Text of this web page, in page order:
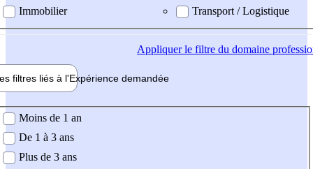
Immobilier
Transport / Logistique
Appliquerle filtre du domaine
filtres liés à l'Expérience demandée
demandée
Moins de 1 an
De 1 à 3 ans
Plus de 3 ans